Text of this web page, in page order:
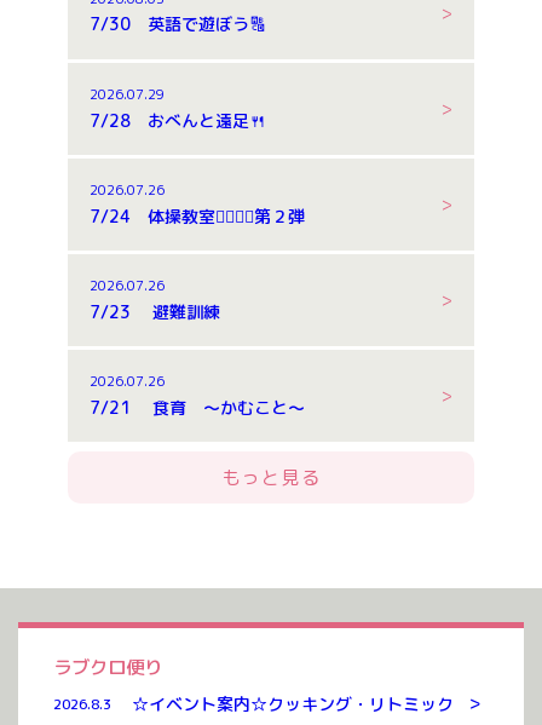
7/30 英語で遊ぼう🔠
2026.07.29
7/28 おべんと遠足🍴
2026.07.26
7/24 体操教室🤸‍♂️🤸‍♂️第２弾
2026.07.26
7/23 避難訓練
2026.07.26
7/21 食育 ～かむこと～
もっと見る
ラブクロ便り
2026.8.3 ☆イベント案内☆クッキング・リトミック >